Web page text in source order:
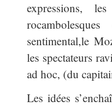
expressions,
sentimental,le
les spectateurs
ad hoc, (du
Les idées